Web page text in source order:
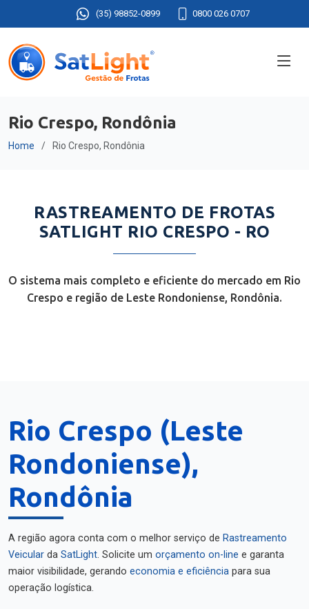
(35) 98852-0899 0800 026 0707
Rio Crespo, Rondônia
Home Rio Crespo, Rondônia
RASTREAMENTO DE FROTAS
SATLIGHT RIO CRESPO - RO
O sistema mais completo e eficiente do mercado em Rio
Crespo e região de Leste Rondoniense, Rondônia.
Rio Crespo (Leste
Rondoniense),
Rondônia
A região agora conta com o melhor serviço de Rastreamento
Veicular da SatLight. Solicite um orçamento on-line e garanta
maior visibilidade, gerando economia e eficiência para sua
operação logística.